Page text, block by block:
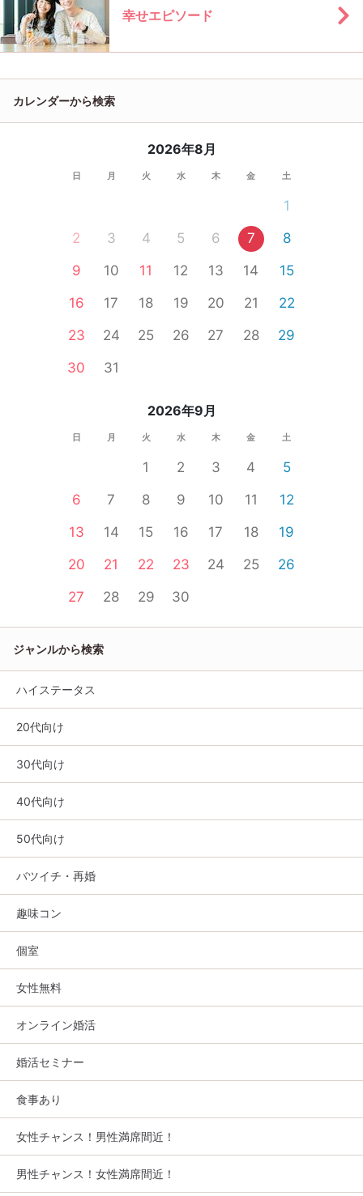
幸せエピソード
カレンダーから検索
2026年8月
日 月 火 水 木 金 土
1
2
3 4 5 6 7
8
9
10 11 12 13 14
15
16
17 18 19 20 21
22
23
24 25 26 27 28
29
30
31
2026年9月
日 月 火 水 木 金 土
1 2 3 4
5
6
7 8 9 10 11
12
13
14 15 16 17 18
19
20
21 22 23 24 25
26
27
28 29 30
ジャンルから検索
ハイステータス
20代向け
30代向け
40代向け
50代向け
バツイチ・再婚
趣味コン
個室
女性無料
オンライン婚活
婚活セミナー
食事あり
女性チャンス！男性満席間近！
男性チャンス！女性満席間近！